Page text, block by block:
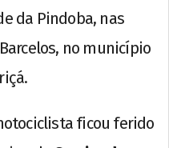
da Pindoba, nas
no município
ficou ferido